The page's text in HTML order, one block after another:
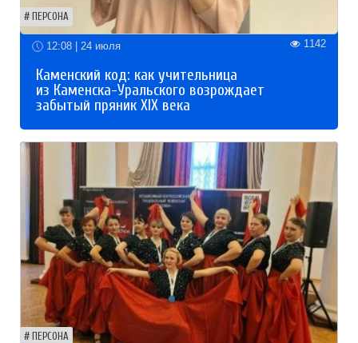
ПЕРСОНА
12:08 | 24 июля 1142
Каменский код: как учительница
из Каменска-Уральского возрождает
забытый пряник XIX века
ПЕРСОНА